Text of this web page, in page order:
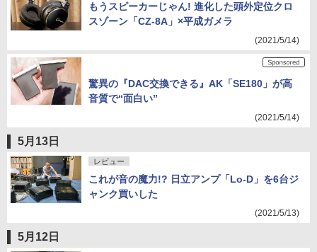
もうスピーカーじゃん! 進化した頭外定位クロ
スゾーン「CZ-8A」×平成ガメラ
(2021/5/14)
驚異の『DAC交換できる』AK「SE180」が高
音質で“面白い”
(2021/5/14)
5月13日
レビュー
これが音の魔力!? 日立アンプ「Lo-D」を6台ジ
ャンク買いした
(2021/5/13)
5月12日